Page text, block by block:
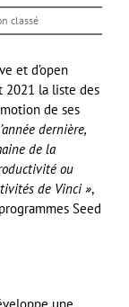
classé
et d’open
2021 la liste des
de ses
dernière,
de la
ou
de Vinci »,
Seed